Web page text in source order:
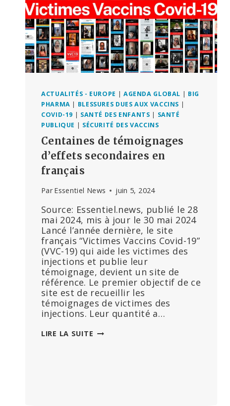
ACTUALITÉS - EUROPE | AGENDA GLOBAL | BIG
PHARMA | BLESSURES DUES AUX VACCINS |
COVID-19 | SANTÉ DES ENFANTS | SANTÉ
PUBLIQUE | SÉCURITÉ DES VACCINS
Centaines de témoignages
d’effets secondaires en
français
Par Essentiel News juin 5, 2024
Source: Essentiel.news, publié le 28
mai 2024, mis à jour le 30 mai 2024
Lancé l’année dernière, le site
français “Victimes Vaccins Covid-19”
(VVC-19) qui aide les victimes des
injections et publie leur
témoignage, devient un site de
référence. Le premier objectif de ce
site est de recueillir les
témoignages de victimes des
injections. Leur quantité a…
LIRE LA SUITE CENTAINES